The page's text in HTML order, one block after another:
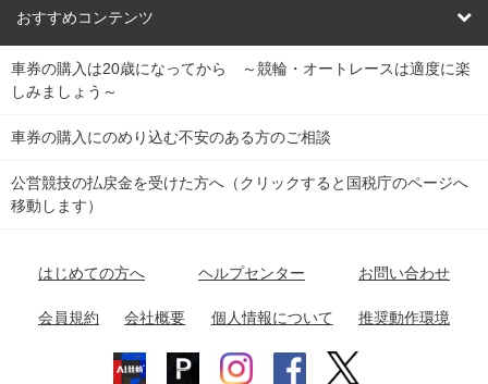
競輪くじ
Dokanto!
チャリロトプラザ
レース結果
キャリーオーバー一覧
北日本 函館競輪場
関
東
弥彦競輪場 前橋競輪場 取手競輪場 宇都宮競輪場
関
東
小田原競輪場
名古屋競輪場 岐阜競輪場 大垣競輪場 豊橋競輪場
富山競輪場 松阪競輪場 四日市競輪場
福井競輪場 奈良競輪場 向日町競輪場
おすすめコンテンツ
競輪選手情報
Perfecta Navi
netkeirin
車券の購入は20歳になってから ～競輪・オートレースは適度に楽
しみましょう～
車券の購入にのめり込む不安のある方のご相談
公営競技の払戻金を受けた方へ（クリックすると国税庁のページへ
移動します）
はじめての方へ ヘルプセンター お問い合わせ
会員規約 会社概要 個人情報について 推奨動作環境